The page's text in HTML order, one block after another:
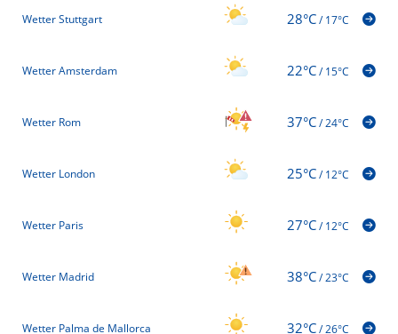
Wetter Stuttgart 28°C/17°C
Wetter Amsterdam 22°C/15°C
Wetter Rom 37°C/24°C
Wetter London 25°C/12°C
Wetter Paris 27°C/12°C
Wetter Madrid 38°C/23°C
Wetter Palma de Mallorca 32°C/26°C